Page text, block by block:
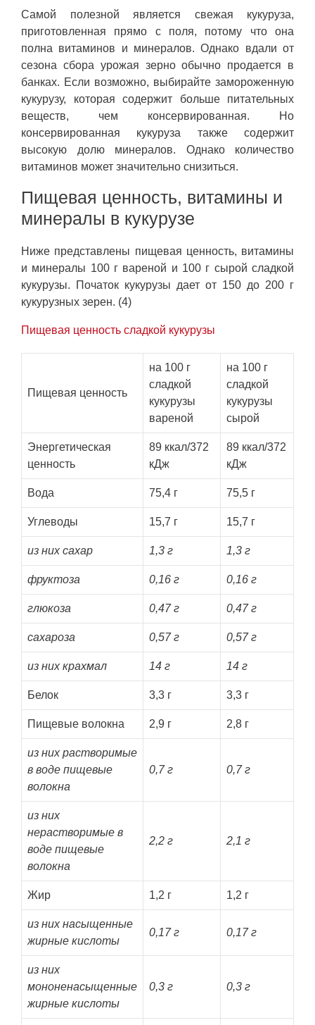
Самой полезной является свежая кукуруза,
приготовленная прямо с поля, потому что она
полна витаминов и минералов. Однако вдали от
сезона сбора урожая зерно обычно продается в
банках. Если возможно, выбирайте замороженную
кукурузу, которая содержит больше питательных
веществ, чем консервированная. Но
консервированная кукуруза также содержит
высокую долю минералов. Однако количество
витаминов может значительно снизиться.
Пищевая ценность, витамины и
минералы в кукурузе
Ниже представлены пищевая ценность, витамины
и минералы 100 г вареной и 100 г сырой сладкой
кукурузы. Початок кукурузы дает от 150 до 200 г
кукурузных зерен. (4)
Пищевая ценность сладкой кукурузы
Пищевая ценность
на 100 г
сладкой
кукурузы
вареной
на 100 г
сладкой
кукурузы
сырой
Энергетическая
ценность
89 ккал/372
кДж
89 ккал/372
кДж
Вода 75,4 г 75,5 г
Углеводы 15,7 г 15,7 г
из них сахар 1,3 г 1,3 г
фруктоза 0,16 г 0,16 г
глюкоза 0,47 г 0,47 г
сахароза 0,57 г 0,57 г
из них крахмал 14 г 14 г
Белок 3,3 г 3,3 г
Пищевые волокна 2,9 г 2,8 г
из них растворимые
в воде пищевые
волокна
0,7 г 0,7 г
из них
нерастворимые в
воде пищевые
волокна
2,2 г 2,1 г
Жир 1,2 г 1,2 г
из них насыщенные
жирные кислоты
0,17 г 0,17 г
из них
мононенасыщенные
жирные кислоты
0,3 г 0,3 г